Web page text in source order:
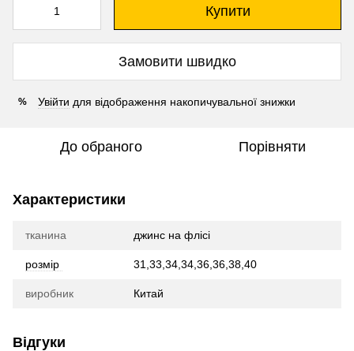
Купити
Замовити швидко
% Увійти для відображення накопичувальної знижки
До обраного Порівняти
Характеристики
тканина джинс на флісі
розмір 31,33,34,34,36,36,38,40
виробник Китай
Відгуки